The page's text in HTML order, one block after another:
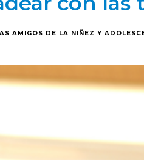
AMIGOS DE LA NIÑEZ Y